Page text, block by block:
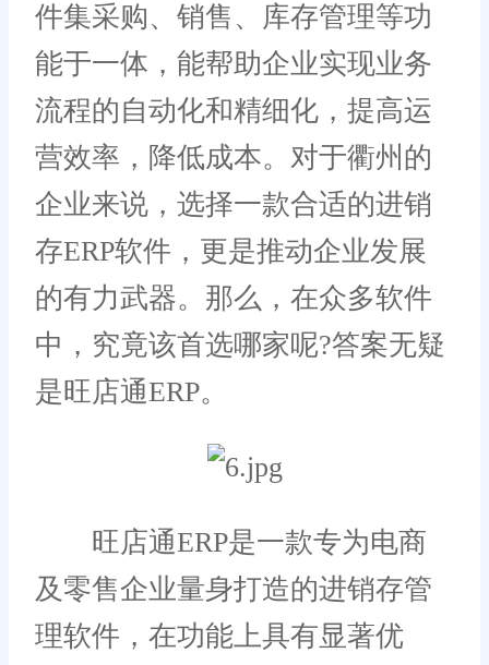
件集采购、销售、库存管理等功
能于一体，能帮助企业实现业务
流程的自动化和精细化，提高运
营效率，降低成本。对于衢州的
企业来说，选择一款合适的进销
存ERP软件，更是推动企业发展
的有力武器。那么，在众多软件
中，究竟该首选哪家呢?答案无疑
是旺店通ERP。
旺店通ERP是一款专为电商
及零售企业量身打造的进销存管
理软件，在功能上具有显著优